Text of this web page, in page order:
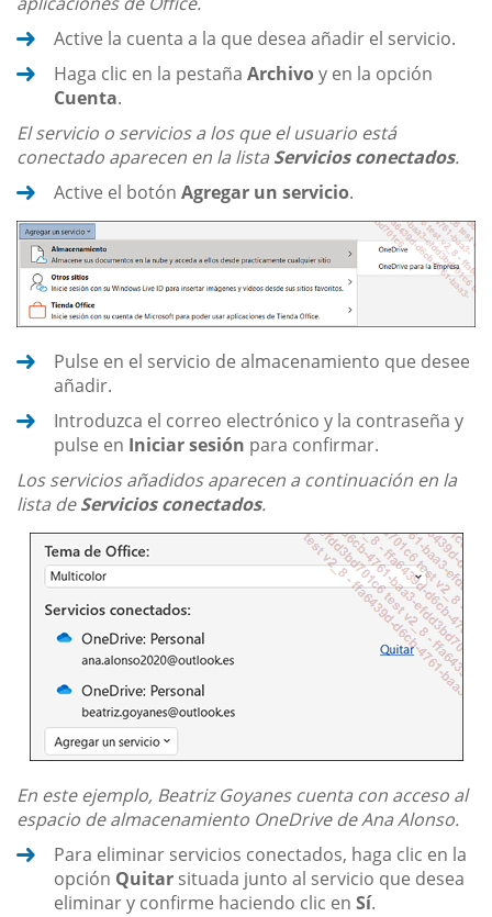
Active la cuenta a la que desea añadir el servicio.
Haga clic en la pestaña Archivoy en la opción
Cuenta.
El servicio o servicios a los que el usuario está
conectado aparecen en la lista Servicios conectados.
Active el botón Agregar un servicio.
Pulse en el servicio de almacenamiento que desee
añadir.
Introduzca el correo electrónico y la contraseña y
pulse en Iniciar sesión para confirmar.
Los servicios añadidos aparecen a continuación en la
lista deServicios conectados.
En este ejemplo, Beatriz Goyanes cuenta con acceso al
espacio de almacenamiento OneDrive de Ana Alonso.
Para eliminar servicios conectados, haga clic en la
opción Quitar situada junto al servicio que desea
eliminar y confirme haciendo clic en Sí.